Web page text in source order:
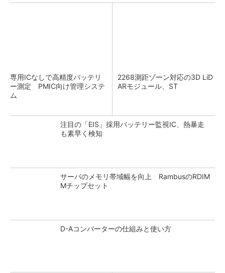
専用ICなしで高精度バッテリ
ー測定 PMIC向け管理システ
ム
2268測距ゾーン対応の3D LiD
ARモジュール、ST
注目の「EIS」採用バッテリー監視IC、熱暴走
も素早く検知
サーバのメモリ帯域幅を向上 RambusのRDIM
Mチップセット
D-Aコンバーターの仕組みと使い方